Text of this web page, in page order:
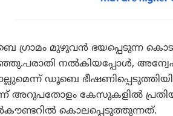
ഗ്രാമം മുഴുവൻ ഭയപ്പെടുന്ന
നൽകിയപ്പോൾ,
ഡൂബെ
അറുപതോളം കേസുകളിൽ
കൊലപ്പെടുത്തുന്നത്.